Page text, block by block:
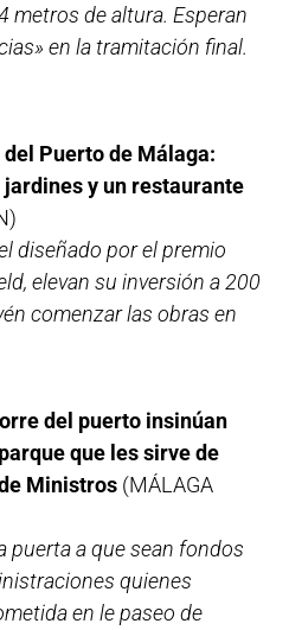
metros de altura. Esperan
en la tramitación final.
Puerto de Málaga:
y un restaurante
diseñado por el premio
elevan su inversión a 200
comenzar las obras en
del puerto insinúan
que les sirve de
Ministros (MÁLAGA
puerta a que sean fondos
quienes
en le paseo de